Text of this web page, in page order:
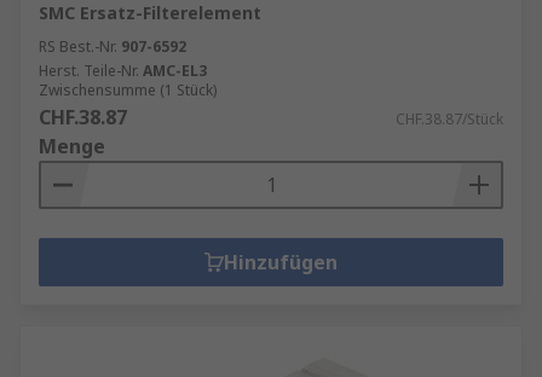
SMC Ersatz-Filterelement
RS Best.-Nr. 907-6592
Herst. Teile-Nr. AMC-EL3
Zwischensumme (1 Stück)
CHF.38.87 CHF.38.87/Stück
Menge
Hinzufügen